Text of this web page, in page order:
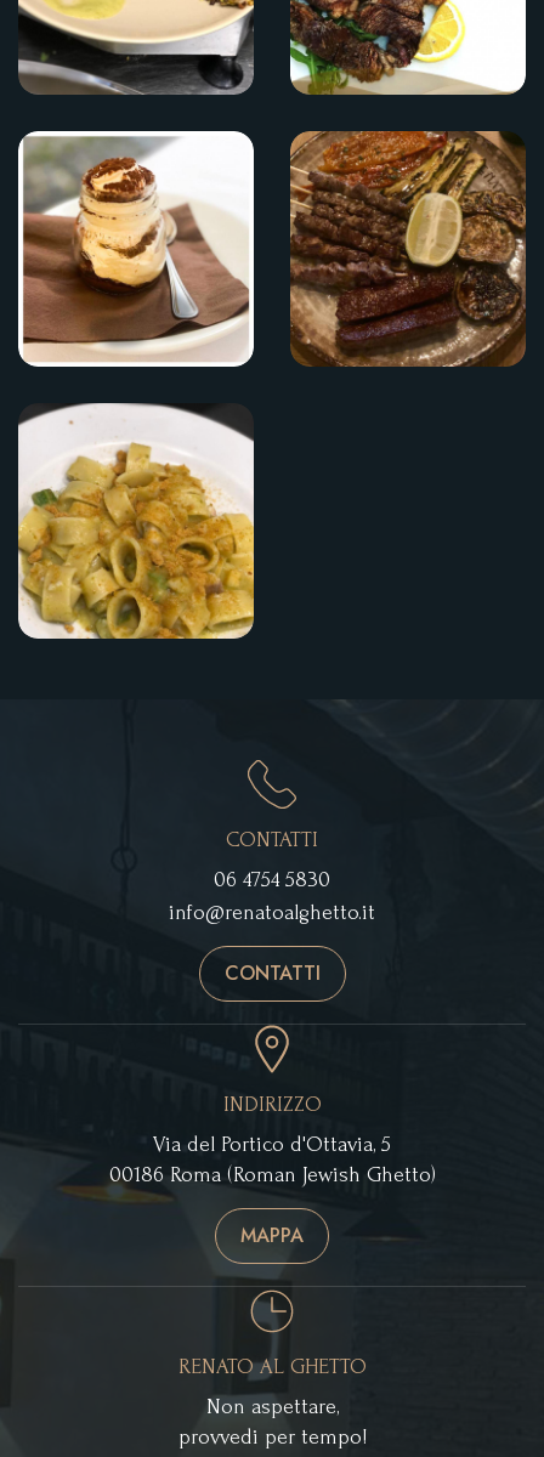
CONTATTI
06 4754 5830
info@renatoalghetto.it
CONTATTI
INDIRIZZO
Via del Portico d'Ottavia, 5
00186 Roma (Roman Jewish Ghetto)
MAPPA
RENATO AL GHETTO
Non aspettare,
provvedi per tempo!